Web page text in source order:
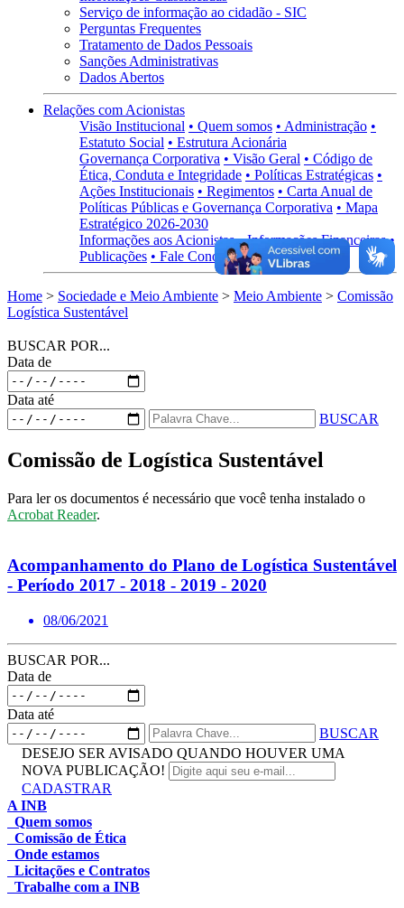
Serviço de informação ao cidadão - SIC
Perguntas Frequentes
Tratamento de Dados Pessoais
Sanções Administrativas
Dados Abertos
Relações com Acionistas
Visão Institucional • Quem somos • Administração •
Estatuto Social • Estrutura Acionária
Governança Corporativa • Visão Geral • Código de
Ética, Conduta e Integridade • Políticas Estratégicas •
Ações Institucionais • Regimentos • Carta Anual de
Políticas Públicas e Governança Corporativa • Mapa
Estratégico 2026-2030
Informações aos Acionistas • Informações Financeiras •
Publicações • Fale Conosco
Home > Sociedade e Meio Ambiente > Meio Ambiente > Comissão
Logística Sustentável
BUSCAR POR...
Data de
Data até
BUSCAR
Comissão de Logística Sustentável
Para ler os documentos é necessário que você tenha instalado o
Acrobat Reader.
Acompanhamento do Plano de Logística Sustentável
- Período 2017 - 2018 - 2019 - 2020
08/06/2021
BUSCAR POR...
Data de
Data até
BUSCAR
DESEJO SER AVISADO QUANDO HOUVER UMA
NOVA PUBLICAÇÃO!
CADASTRAR
A INB
Quem somos
Comissão de Ética
Onde estamos
Licitações e Contratos
Trabalhe com a INB